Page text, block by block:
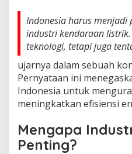
Indonesia harus
industri kendaraan
teknologi, tetapi juga
ujarnya dalam sebuah
Pernyataan ini
Indonesia untuk
meningkatkan efisiensi
Mengapa
Penting?